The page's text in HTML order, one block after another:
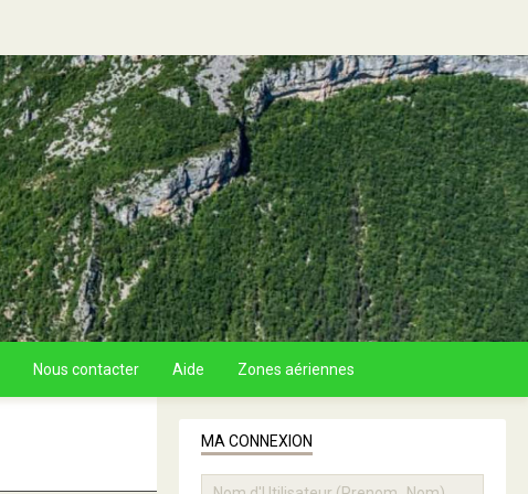
Nous contacter Aide Zones aériennes
MA CONNEXION